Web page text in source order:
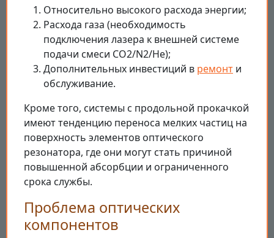
Относительно высокого расхода энергии;
Расхода газа (необходимость
подключения лазера к внешней системе
подачи смеси CO2/N2/He);
Дополнительных инвестиций в ремонт и
обслуживание.
Кроме того, системы с продольной прокачкой
имеют тенденцию переноса мелких частиц на
поверхность элементов оптического
резонатора, где они могут стать причиной
повышенной абсорбции и ограниченного
срока службы.
Проблема оптических
компонентов